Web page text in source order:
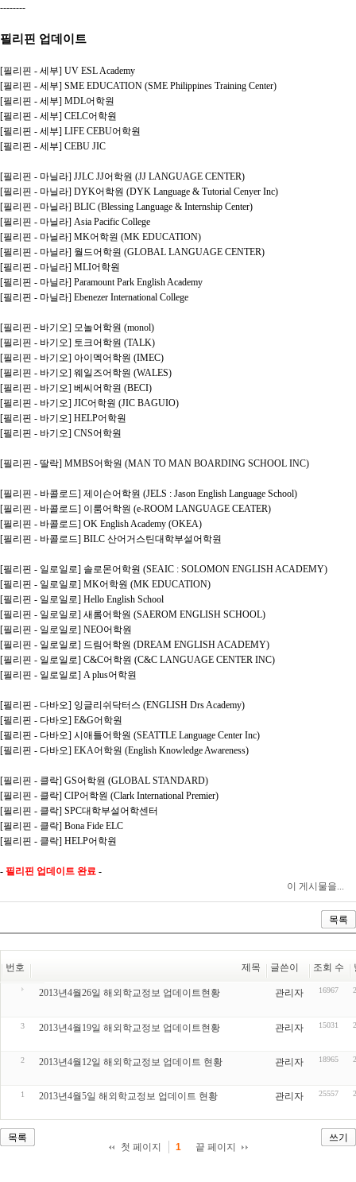
--------
필리핀 업데이트
[필리핀 - 세부] UV ESL Academy
[필리핀 - 세부] SME EDUCATION (SME Philippines Training Center)
[필리핀 - 세부] MDL어학원
[필리핀 - 세부] CELC어학원
[필리핀 - 세부] LIFE CEBU어학원
[필리핀 - 세부] CEBU JIC
[필리핀 - 마닐라] JJLC JJ어학원 (JJ LANGUAGE CENTER)
[필리핀 - 마닐라] DYK어학원 (DYK Language & Tutorial Cenyer Inc)
[필리핀 - 마닐라] BLIC (Blessing Language & Internship Center)
[필리핀 - 마닐라] Asia Pacific College
[필리핀 - 마닐라] MK어학원 (MK EDUCATION)
[필리핀 - 마닐라] 월드어학원 (GLOBAL LANGUAGE CENTER)
[필리핀 - 마닐라] MLI어학원
[필리핀 - 마닐라] Paramount Park English Academy
[필리핀 - 마닐라] Ebenezer International College
[필리핀 - 바기오] 모놀어학원 (monol)
[필리핀 - 바기오] 토크어학원 (TALK)
[필리핀 - 바기오] 아이멕어학원 (IMEC)
[필리핀 - 바기오] 웨일즈어학원 (WALES)
[필리핀 - 바기오] 베씨어학원 (BECI)
[필리핀 - 바기오] JIC어학원 (JIC BAGUIO)
[필리핀 - 바기오] HELP어학원
[필리핀 - 바기오] CNS어학원
[필리핀 - 딸락] MMBS어학원 (MAN TO MAN BOARDING SCHOOL INC)
[필리핀 - 바콜로드] 제이슨어학원 (JELS : Jason English Language School)
[필리핀 - 바콜로드] 이룸어학원 (e-ROOM LANGUAGE CEATER)
[필리핀 - 바콜로드] OK English Academy (OKEA)
[필리핀 - 바콜로드] BILC 산어거스틴대학부설어학원
[필리핀 - 일로일로] 솔로몬어학원 (SEAIC : SOLOMON ENGLISH ACADEMY)
[필리핀 - 일로일로] MK어학원 (MK EDUCATION)
[필리핀 - 일로일로] Hello English School
[필리핀 - 일로일로] 새롬어학원 (SAEROM ENGLISH SCHOOL)
[필리핀 - 일로일로] NEO어학원
[필리핀 - 일로일로] 드림어학원 (DREAM ENGLISH ACADEMY)
[필리핀 - 일로일로] C&C어학원 (C&C LANGUAGE CENTER INC)
[필리핀 - 일로일로] A plus어학원
[필리핀 - 다바오] 잉글리쉬닥터스 (ENGLISH Drs Academy)
[필리핀 - 다바오] E&G어학원
[필리핀 - 다바오] 시애틀어학원 (SEATTLE Language Center Inc)
[필리핀 - 다바오] EKA어학원 (English Knowledge Awareness)
[필리핀 - 클락] GS어학원 (GLOBAL STANDARD)
[필리핀 - 클락] CIP어학원 (Clark International Premier)
[필리핀 - 클락] SPC대학부설어학센터
[필리핀 - 클락] Bona Fide ELC
[필리핀 - 클락] HELP어학원
- 필리핀 업데이트 완료 -
이 게시물을...
목록
번호 제목 글쓴이 조회 수
2013년4월26일 해외학교정보 업데이트현황 관리자 16967
3 2013년4월19일 해외학교정보 업데이트현황 관리자 15031
2 2013년4월12일 해외학교정보 업데이트 현황 관리자 18965
1 2013년4월5일 해외학교정보 업데이트 현황 관리자 25557
목록
쓰기
첫 페이지
1 끝 페이지